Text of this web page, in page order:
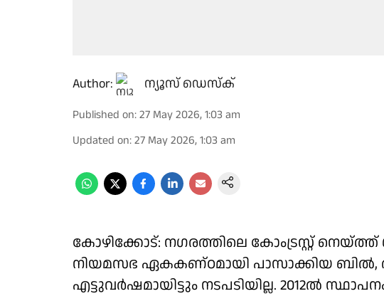
Author: ന്യൂസ് ഡെസ്ക്
Published on:27 May 2026, 1:03 am
Updated on:27 May 2026, 1:03 am
കോഴിക്കോട്: നഗരത്തിലെ കോംട്രസ്റ്റ്
നിയമസഭ ഏകകണ്ഠമായി പാസാക്കിയ ബിൽ,
എട്ടുവർഷമായിട്ടും നടപടിയില്ല. 2012ൽ